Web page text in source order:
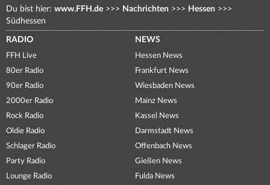
Du bist hier: www.FFH.de >>> Nachrichten >>> Hessen >>>
Südhessen
RADIO
FFH Live
80er Radio
90er Radio
2000er Radio
Rock Radio
Oldie Radio
Schlager Radio
Party Radio
Lounge Radio
NEWS
Hessen News
Frankfurt News
Wiesbaden News
Mainz News
Kassel News
Darmstadt News
Offenbach News
Gießen News
Fulda News